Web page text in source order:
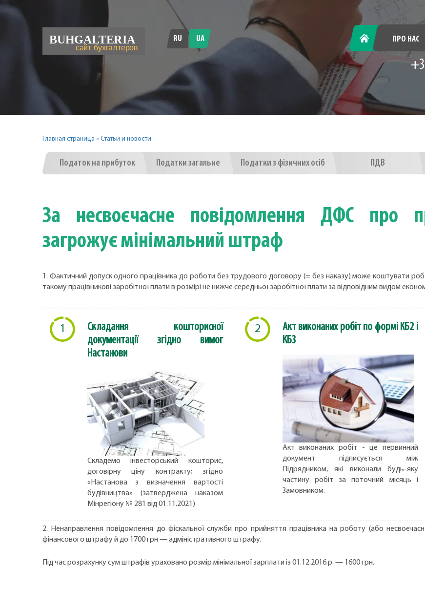
RU UA ГОЛОВНА ПРО НАС
Главная страница » Статьи и новости
Податок на прибуток Податки загальне Податки з фізичних осіб ПДВ
За несвоєчасне повідомлення ДФС про
загрожує мінімальний штраф
1. Фактичний допуск одного працівника до роботи без трудового договору (= без наказу) може коштувати
такому працівникові заробітної плати в розмірі не нижче середньої заробітної плати за відповідним видом
1
Складання кошторисної
документації згідно вимог
Настанови
Складемо інвесторський кошторис,
договірну ціну контракту; згідно
«Настанова з визначення вартості
будівництва» (затверджена наказом
Мінрегіону № 281 від 01.11.2021)
2
Акт виконаних робіт по формі КБ2 і
КБ3
Акт виконаних робіт - це первинний
документ підписується між
Підрядником, які виконали будь-яку
частину робіт за поточний місяць і
Замовником.
2. Ненаправлення повідомлення до фіскальної служби про прийняття працівника на роботу (або
фінансового штрафу й до 1700 грн — адміністративного штрафу.
Під час розрахунку сум штрафів ураховано розмір мінімальної зарплати із 01.12.2016 р. — 1600 грн.